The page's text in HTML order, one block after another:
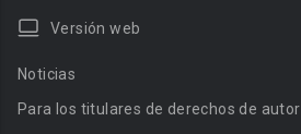
Versión web
Noticias
Para los titulares de derechos de autor